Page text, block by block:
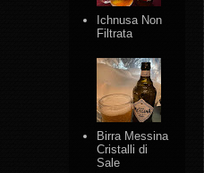
Ichnusa Non
Filtrata
Birra Messina
Cristalli di
Sale